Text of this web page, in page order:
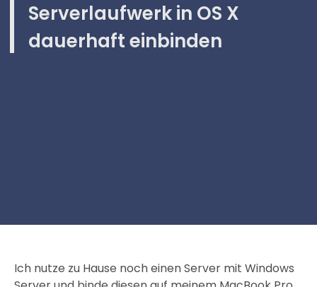
Serverlaufwerk in OS X
dauerhaft einbinden
Ich nutze zu Hause noch einen Server mit Windows